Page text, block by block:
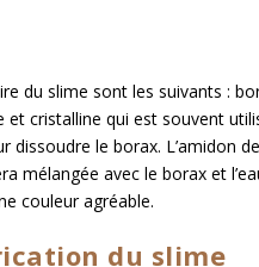
du slime sont les suivants :
et cristalline qui est souvent
dissoudre le borax. L’amidon
mélangée avec le borax et
couleur agréable.
du slime